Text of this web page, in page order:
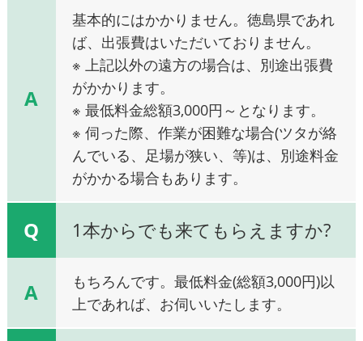
A
基本的にはかかりません。徳島県であれ
ば、出張費はいただいておりません。
※ 上記以外の遠方の場合は、別途出張費
がかかります。
※ 最低料金総額3,000円～となります。
※ 伺った際、作業が困難な場合(ツタが絡
んでいる、足場が狭い、等)は、別途料金
がかかる場合もあります。
Q 1本からでも来てもらえますか?
A
もちろんです。最低料金(総額3,000円)以
上であれば、お伺いいたします。